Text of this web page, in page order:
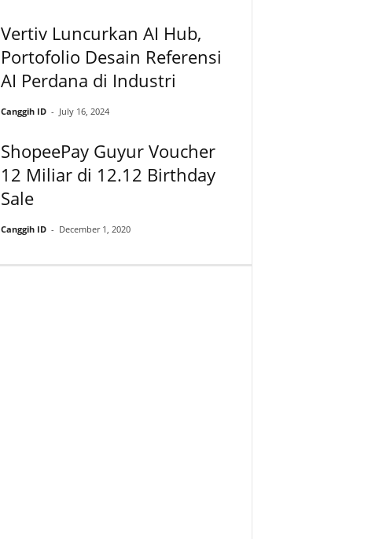
Vertiv Luncurkan AI Hub,
Portofolio Desain Referensi
AI Perdana di Industri
Canggih ID - July 16, 2024
ShopeePay Guyur Voucher
12 Miliar di 12.12 Birthday
Sale
Canggih ID - December 1, 2020